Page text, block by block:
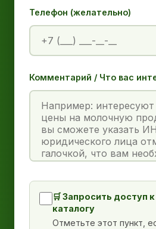
Телефон (желательно)
Комментарий / Что вас
🛒 Запросить доступ
каталогу
Отметьте этот пункт,